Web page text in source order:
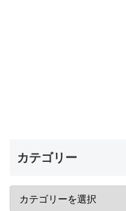
カテゴリー